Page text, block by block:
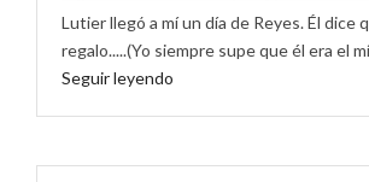
Lutier llegó a mí un día de Reyes. Él dice
regalo.....(Yo siempre supe que él era el
Seguir leyendo